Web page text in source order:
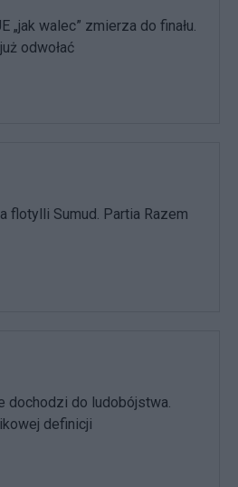
„jak walec” zmierza do finału.
odwołać
flotylli Sumud. Partia Razem
dochodzi do ludobójstwa.
definicji